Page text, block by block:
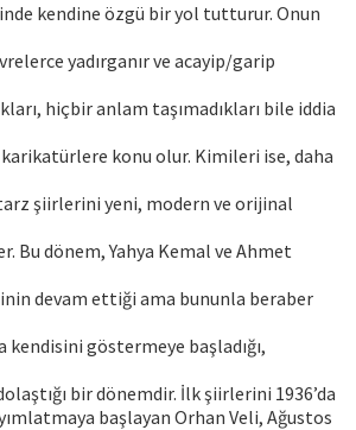
kendine özgü bir yol tutturur. Onun
yadırganır ve acayip/garip
hiçbir anlam taşımadıkları bile iddia
karikatürlere konu olur. Kimileri ise, daha
şiirlerini yeni, modern ve orijinal
Bu dönem, Yahya Kemal ve Ahmet
devam ettiği ama bununla beraber
kendisini göstermeye başladığı,
bir dönemdir. İlk şiirlerini 1936’da
başlayan Orhan Veli, Ağustos